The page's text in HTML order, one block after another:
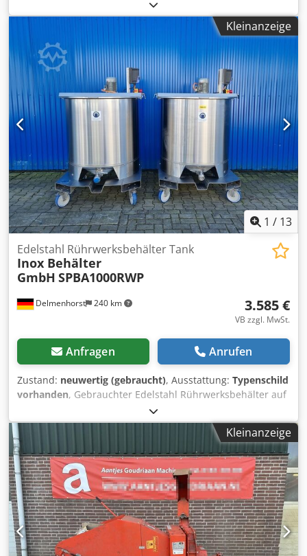
Kleinanzeige
1 / 13
Delmenhorst 240 km
Edelstahl Rührwerksbehälter Tank
Inox Behälter
GmbH SPBA1000RWP
3.585 €
VB zzgl. MwSt.
Anfragen Anrufen
Zustand: neuwertig (gebraucht), Ausstattung: Typenschild
vorhanden, Gebrauchter Edelstahl Rührwerksbehälter auf
Edelstahlpalette mit Rollen und Propellerrührwerk Typ:
SBPA1000RWP Artikelnummer: 10862 Volumen: 907L Typ:
Stehende Bauform auf Edelstahl Transportpalette mit
Rollen Ausführung: Einwandig, mind. 2mm Wandstärke
Material (medienberührt): 1.4301 Edelstahl Oberfläche:
Außen satiniert, innen BA (IIId) Schweißnähte innen:
Gebeizt, passiviert und gebürstet Betriebsdruck:
Atmosphärisch Oberboden: Mittige Traverse mit zwei
Klappdeckelhälften Unterboden: Klöpperboden mit
Auslaufsicke Abmessung Behälter: Behälterdurchmesser:
1080mm Gesamthöhe: 1915mm Gesamtbreite: 1200 x
Kleinanzeige